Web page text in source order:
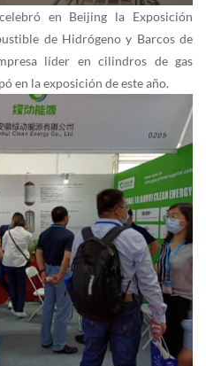
en Beijing la Exposición
de Hidrógeno y Barcos de
líder en cilindros de gas
en la exposición de este año.